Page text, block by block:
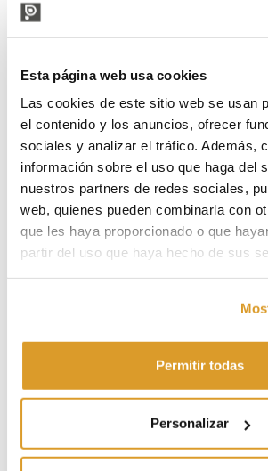
Esta página web usa cookies
Las cookies de este sitio web se usan
el contenido y los anuncios, ofrecer
sociales y analizar el tráfico. Además,
información sobre el uso que haga del
nuestros partners de redes sociales,
web, quienes pueden combinarla con
que les haya proporcionado o que
partir del uso que haya hecho de sus
Permitir todas
Personalizar
gramos.
Características:
Mango: Ergonómico
Ancho máximo de cinta utilizable: 11
Longitud máxima del rollo de cinta: 40
Diámetro máximo de atado: 50 mm
Diámetro máximo paralelo: 20 mm
Peso: 678 g
PRODUCTOS